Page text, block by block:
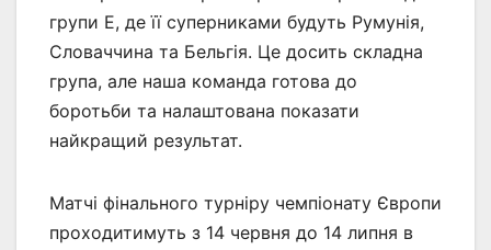
групи E, де її суперниками будуть Румунія,
Словаччина та Бельгія. Це досить складна
група, але наша команда готова до
боротьби та налаштована показати
найкращий результат.
Матчі фінального турніру чемпіонату Європи
проходитимуть з 14 червня до 14 липня в